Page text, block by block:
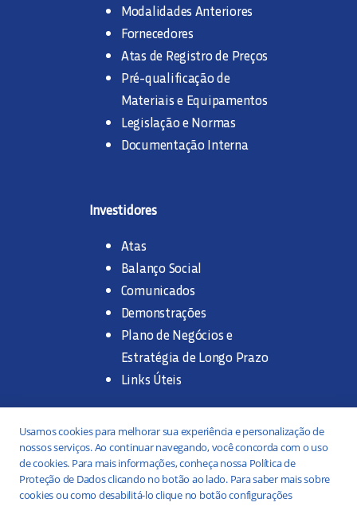
Modalidades Anteriores
Fornecedores
Atas de Registro de Preços
Pré-qualificação de
Materiais e Equipamentos
Legislação e Normas
Documentação Interna
Investidores
Atas
Balanço Social
Comunicados
Demonstrações
Plano de Negócios e
Estratégia de Longo Prazo
Links Úteis
Trabalhe na SANASA
Concurso Público
Estágio
Usamos cookies para melhorar sua experiência e personalização de
nossos serviços. Ao continuar navegando, você concorda com o uso
de cookies. Para mais informações, conheça nossa Política de
Proteção de Dados clicando no botão ao lado. Para saber mais sobre
cookies ou como desabilitá-lo clique no botão configurações